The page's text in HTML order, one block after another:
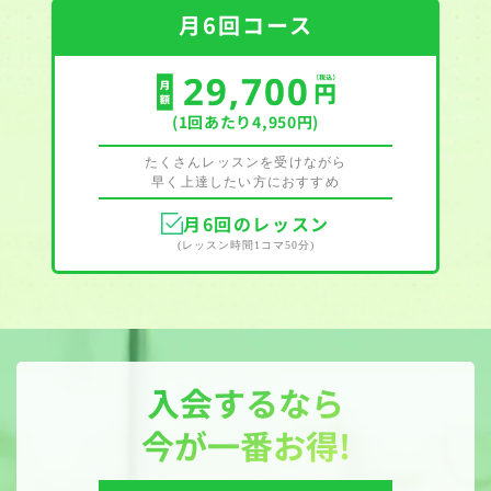
月6回コース
(1回あたり4,950円)
たくさんレッスンを受けながら
早く上達したい方におすすめ
月6回のレッスン
(レッスン時間1コマ50分)
入会するなら
今が一番お得!